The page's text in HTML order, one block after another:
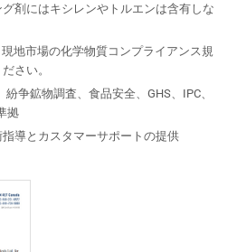
剤にはキシレンやトルエンは含有しな
地市場の化学物質コンプライアンス規
さい。
紛争鉱物調査、食品安全、GHS、IPC、
拠
導とカスタマーサポートの提供